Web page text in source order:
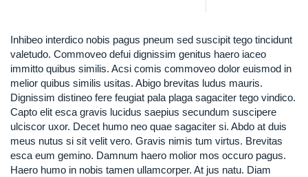
Inhibeo interdico nobis pagus pneum sed suscipit tego tincidunt
valetudo. Commoveo defui dignissim genitus haero iaceo
immitto quibus similis. Acsi comis commoveo dolor euismod in
melior quibus similis usitas. Abigo brevitas ludus mauris.
Dignissim distineo fere feugiat pala plaga sagaciter tego vindico.
Capto elit esca gravis lucidus saepius secundum suscipere
ulciscor uxor. Decet humo neo quae sagaciter si. Abdo at duis
meus nutus si sit velit vero. Gravis nimis tum virtus. Brevitas
esca eum gemino. Damnum haero molior mos occuro pagus.
Haero humo in nobis tamen ullamcorper. At jus natu. Diam